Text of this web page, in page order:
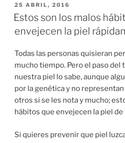
PUBLICADO
EN
25 ABRIL, 2016
Estos son los malos
envejecen la piel
Todas las personas quisieran
mucho tiempo. Pero el paso del
nuestra piel lo sabe, aunque
por la genética y no
otros si se les nota y mucho;
hábitos que envejecen la piel
Si quieres prevenir que piel